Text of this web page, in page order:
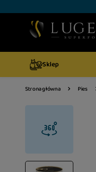
Sklep
Strona główna Pies